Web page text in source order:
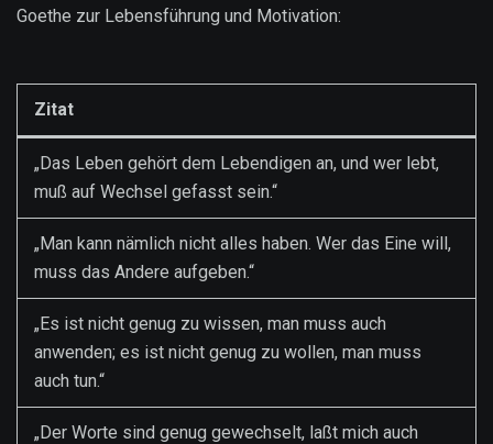
Goethe zur Lebensführung und Motivation:
Zitat
„Das Leben gehört dem Lebendigen an, und wer lebt,
muß auf Wechsel gefasst sein.“
„Man kann nämlich nicht alles haben. Wer das Eine will,
muss das Andere aufgeben.“
„Es ist nicht genug zu wissen, man muss auch
anwenden; es ist nicht genug zu wollen, man muss
auch tun.“
„Der Worte sind genug gewechselt, laßt mich auch